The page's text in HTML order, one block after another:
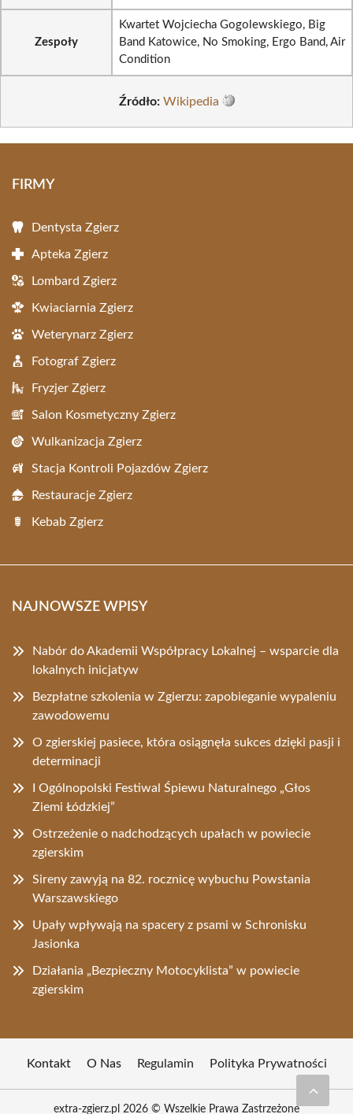
Zespoły
Kwartet Wojciecha Gogolewskiego, Big
Band Katowice, No Smoking, Ergo Band, Air
Condition
Źródło: Wikipedia
FIRMY
Dentysta Zgierz
Apteka Zgierz
Lombard Zgierz
Kwiaciarnia Zgierz
Weterynarz Zgierz
Fotograf Zgierz
Fryzjer Zgierz
Salon Kosmetyczny Zgierz
Wulkanizacja Zgierz
Stacja Kontroli Pojazdów Zgierz
Restauracje Zgierz
Kebab Zgierz
NAJNOWSZE WPISY
Nabór do Akademii Współpracy Lokalnej – wsparcie dla
lokalnych inicjatyw
Bezpłatne szkolenia w Zgierzu: zapobieganie wypaleniu
zawodowemu
O zgierskiej pasiece, która osiągnęła sukces dzięki pasji i
determinacji
I Ogólnopolski Festiwal Śpiewu Naturalnego „Głos
Ziemi Łódzkiej”
Ostrzeżenie o nadchodzących upałach w powiecie
zgierskim
Sireny zawyją na 82. rocznicę wybuchu Powstania
Warszawskiego
Upały wpływają na spacery z psami w Schronisku
Jasionka
Działania „Bezpieczny Motocyklista” w powiecie
zgierskim
Kontakt O Nas Regulamin Polityka Prywatności
extra-zgierz.pl 2026 © Wszelkie Prawa Zastrzeżone